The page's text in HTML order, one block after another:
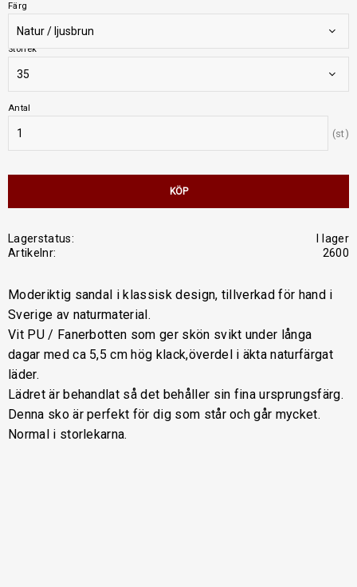
Färg
Storlek
Antal
st
KÖP
Lagerstatus
I lager
Artikelnr
2600
Moderiktig sandal i klassisk design, tillverkad för hand i
Sverige av naturmaterial.
Vit PU / Fanerbotten som ger skön svikt under långa
dagar med ca 5,5 cm hög klack,överdel i äkta naturfärgat
läder.
Lädret är behandlat så det behåller sin fina ursprungsfärg.
Denna sko är perfekt för dig som står och går mycket.
Normal i storlekarna.